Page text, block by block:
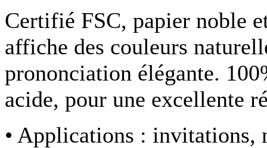
Certifié FSC, papier noble
affiche des couleurs
prononciation élégante.
acide, pour une excellente
• Applications : invitations,